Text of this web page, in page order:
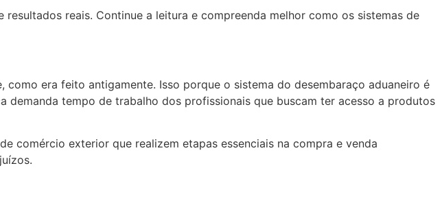
reais. Continue a leitura e compreenda melhor como os sistemas de
era feito antigamente. Isso porque o sistema do desembaraço aduaneiro é
tempo de trabalho dos profissionais que buscam ter acesso a produtos
comércio exterior que realizem etapas essenciais na compra e venda